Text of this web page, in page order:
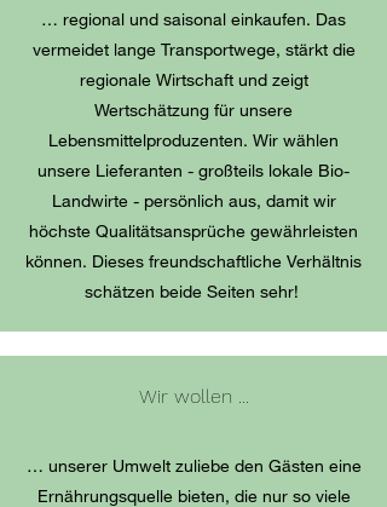
… regional und saisonal einkaufen. Das
vermeidet lange Transportwege, stärkt die
regionale Wirtschaft und zeigt
Wertschätzung für unsere
Lebensmittelproduzenten. Wir wählen
unsere Lieferanten - großteils lokale Bio-
Landwirte - persönlich aus, damit wir
höchste Qualitätsansprüche gewährleisten
können. Dieses freundschaftliche Verhältnis
schätzen beide Seiten sehr!
Wir wollen ...
… unserer Umwelt zuliebe den Gästen eine
Ernährungsquelle bieten, die nur so viele